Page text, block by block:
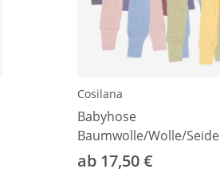
Cosilana
Babyhose
Baumwolle/Wolle/Seide
ab 17,50 €